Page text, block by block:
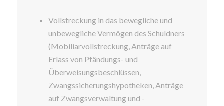
Vollstreckung in das bewegliche und
unbewegliche Vermögen des Schuldners
(Mobiliarvollstreckung, Anträge auf
Erlass von Pfändungs- und
Überweisungsbeschlüssen,
Zwangssicherungshypotheken, Anträge
auf Zwangsverwaltung und -